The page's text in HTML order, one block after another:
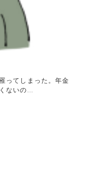
ってしまった。年金
ないの...